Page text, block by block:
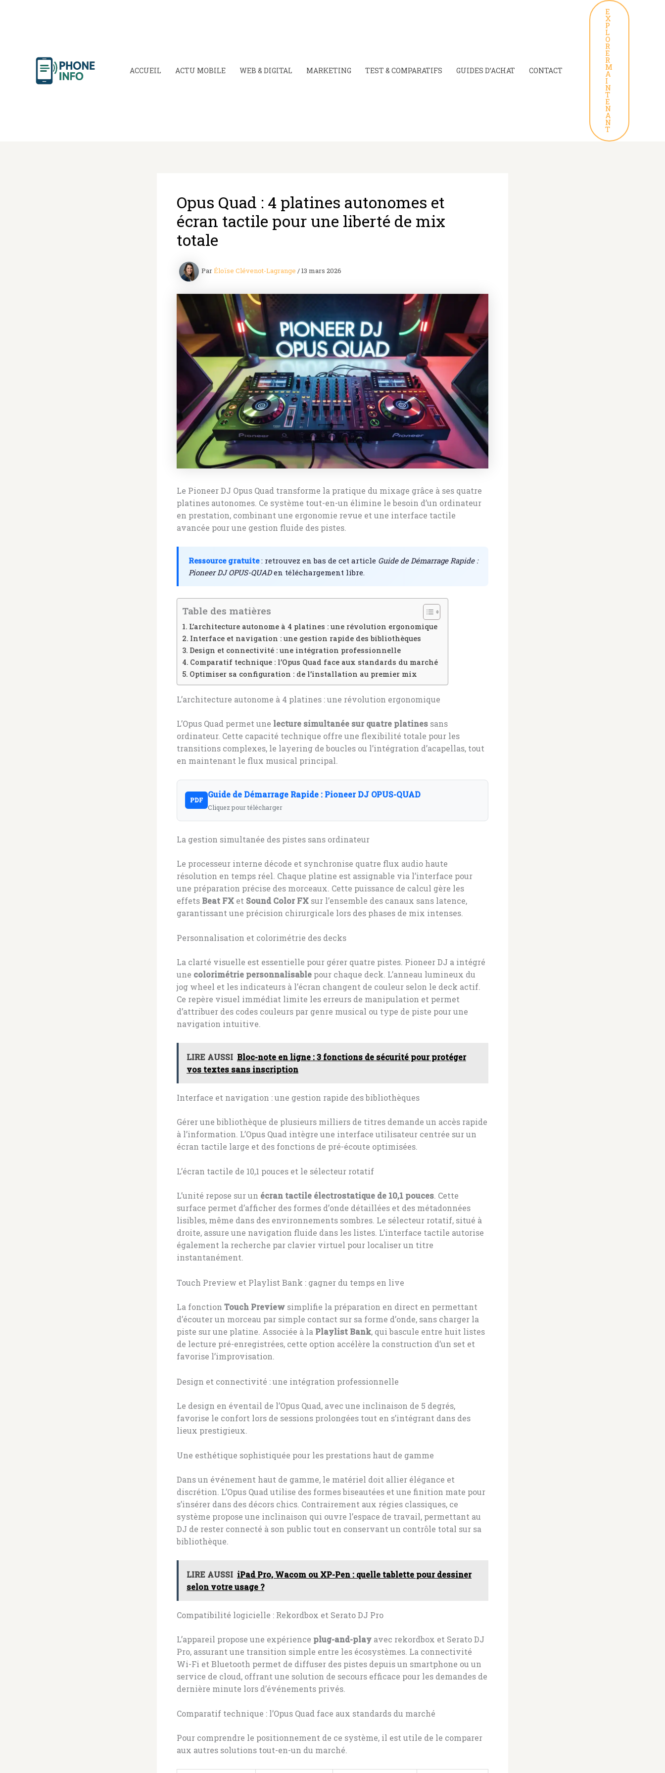
ACCUEIL ACTU MOBILE WEB & DIGITAL MARKETING TEST & COMPARATIFS GUIDES D’ACHAT CONTACT
E
X
P
L
O
R
E
R
M
A
I
N
T
E
N
A
N
T
Opus Quad : 4 platines autonomes et
écran tactile pour une liberté de mix
totale
ParÉloïse Clévenot-Lagrange /13 mars 2026
Le Pioneer DJ Opus Quad transforme la pratique du mixage grâce à ses quatre
platines autonomes. Ce système tout-en-un élimine le besoin d’un ordinateur
en prestation, combinant une ergonomie revue et une interface tactile
avancée pour une gestion fluide des pistes.
Ressource gratuite: retrouvez en bas de cet article Guide de Démarrage Rapide :
Pioneer DJ OPUS-QUADen téléchargement libre.
Table des matières
L’architecture autonome à 4 platines : une révolution ergonomique
Interface et navigation : une gestion rapide des bibliothèques
Design et connectivité : une intégration professionnelle
Comparatif technique : l’Opus Quad face aux standards du marché
Optimiser sa configuration : de l’installation au premier mix
L’architecture autonome à 4 platines : une révolution ergonomique
L’Opus Quad permet une lecture simultanée sur quatre platines sans
ordinateur. Cette capacité technique offre une flexibilité totale pour les
transitions complexes, le layering de boucles ou l’intégration d’acapellas, tout
en maintenant le flux musical principal.
PDF
Guide de Démarrage Rapide : Pioneer DJ OPUS-QUAD
Cliquez pour télécharger
La gestion simultanée des pistes sans ordinateur
Le processeur interne décode et synchronise quatre flux audio haute
résolution en temps réel. Chaque platine est assignable via l’interface pour
une préparation précise des morceaux. Cette puissance de calcul gère les
effets Beat FX et Sound Color FX sur l’ensemble des canaux sans latence,
garantissant une précision chirurgicale lors des phases de mix intenses.
Personnalisation et colorimétrie des decks
La clarté visuelle est essentielle pour gérer quatre pistes. Pioneer DJ a intégré
une colorimétrie personnalisable pour chaque deck. L’anneau lumineux du
jog wheel et les indicateurs à l’écran changent de couleur selon le deck actif.
Ce repère visuel immédiat limite les erreurs de manipulation et permet
d’attribuer des codes couleurs par genre musical ou type de piste pour une
navigation intuitive.
LIRE AUSSI Bloc-note en ligne : 3 fonctions de sécurité pour protéger
vos textes sans inscription
Interface et navigation : une gestion rapide des bibliothèques
Gérer une bibliothèque de plusieurs milliers de titres demande un accès rapide
à l’information. L’Opus Quad intègre une interface utilisateur centrée sur un
écran tactile large et des fonctions de pré-écoute optimisées.
L’écran tactile de 10,1 pouces et le sélecteur rotatif
L’unité repose sur un écran tactile électrostatique de 10,1 pouces. Cette
surface permet d’afficher des formes d’onde détaillées et des métadonnées
lisibles, même dans des environnements sombres. Le sélecteur rotatif, situé à
droite, assure une navigation fluide dans les listes. L’interface tactile autorise
également la recherche par clavier virtuel pour localiser un titre
instantanément.
Touch Preview et Playlist Bank : gagner du temps en live
La fonction Touch Preview simplifie la préparation en direct en permettant
d’écouter un morceau par simple contact sur sa forme d’onde, sans charger la
piste sur une platine. Associée à la Playlist Bank, qui bascule entre huit listes
de lecture pré-enregistrées, cette option accélère la construction d’un set et
favorise l’improvisation.
Design et connectivité : une intégration professionnelle
Le design en éventail de l’Opus Quad, avec une inclinaison de 5 degrés,
favorise le confort lors de sessions prolongées tout en s’intégrant dans des
lieux prestigieux.
Une esthétique sophistiquée pour les prestations haut de gamme
Dans un événement haut de gamme, le matériel doit allier élégance et
discrétion. L’Opus Quad utilise des formes biseautées et une finition mate pour
s’insérer dans des décors chics. Contrairement aux régies classiques, ce
système propose une inclinaison qui ouvre l’espace de travail, permettant au
DJ de rester connecté à son public tout en conservant un contrôle total sur sa
bibliothèque.
LIRE AUSSI iPad Pro, Wacom ou XP-Pen : quelle tablette pour dessiner
selon votre usage ?
Compatibilité logicielle : Rekordbox et Serato DJ Pro
L’appareil propose une expérience plug-and-play avec rekordbox et Serato DJ
Pro, assurant une transition simple entre les écosystèmes. La connectivité
Wi-Fi et Bluetooth permet de diffuser des pistes depuis un smartphone ou un
service de cloud, offrant une solution de secours efficace pour les demandes de
dernière minute lors d’événements privés.
Comparatif technique : l’Opus Quad face aux standards du marché
Pour comprendre le positionnement de ce système, il est utile de le comparer
aux autres solutions tout-en-un du marché.